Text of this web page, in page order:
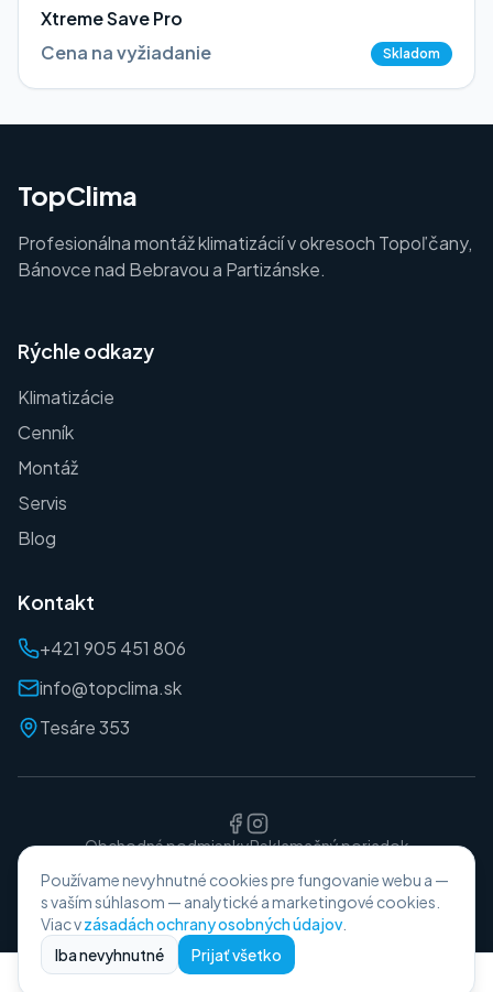
Xtreme Save Pro
Cena na vyžiadanie
Skladom
TopClima
Profesionálna montáž klimatizácií v okresoch Topoľčany,
Bánovce nad Bebravou a Partizánske.
Rýchle odkazy
Klimatizácie
Cenník
Montáž
Servis
Blog
Kontakt
+421 905 451 806
info@topclima.sk
Tesáre 353
Obchodné podmienkyReklamačný poriadok
©2026TopClima. Všetky práva vyhradené.
Používame nevyhnutné cookies pre fungovanie webu a —
s vaším súhlasom — analytické a marketingové cookies.
Viac vzásadách ochrany osobných údajov.
Iba nevyhnutné
Prijať všetko